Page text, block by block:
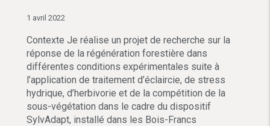
1 avril 2022
Contexte Je réalise un projet de recherche sur la
réponse de la régénération forestière dans
différentes conditions expérimentales suite à
l’application de traitement d’éclaircie, de stress
hydrique, d’herbivorie et de la compétition de la
sous-végétation dans le cadre du dispositif
SylvAdapt, installé dans les Bois-Francs